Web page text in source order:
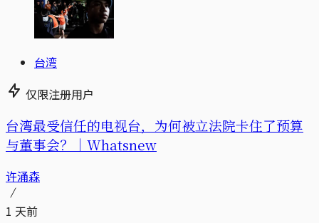
台湾
仅限注册用户
台湾最受信任的电视台，为何被立法院卡住了预算
与董事会？｜Whatsnew
许涌森
1 天前